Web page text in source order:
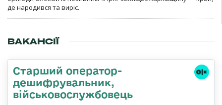
де народився та виріс.
ВАКАНСІЇ
Старший оператор-
дешифрувальник,
військовослужбовець